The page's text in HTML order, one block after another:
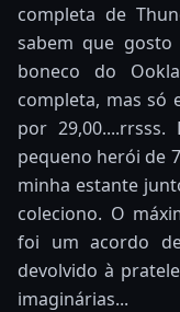
completa de
sabem que gosto
boneco do
completa, mas só
por
pequeno herói de
minha estante
coleciono. O
foi um acordo
devolvido à
imaginárias...